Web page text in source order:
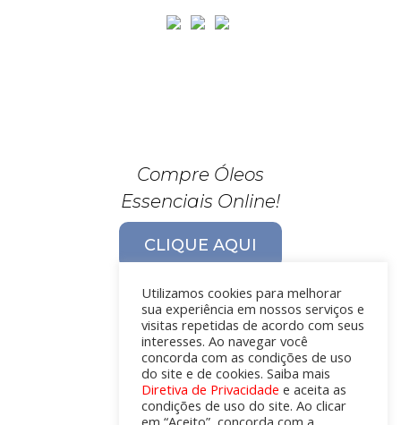
Compre Óleos
Essenciais Online!
CLIQUE AQUI
Utilizamos cookies para melhorar
sua experiência em nossos serviços e
visitas repetidas de acordo com seus
interesses. Ao navegar você
concorda com as condições de uso
do site e de cookies. Saiba mais
Diretiva de Privacidade e aceita as
condições de uso do site. Ao clicar
em “Aceito”, concorda com a